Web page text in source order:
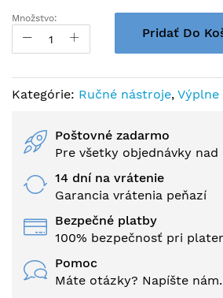
Množstvo:
Pridať Do
Kategórie: Ručné nástroje, Výplne
Poštovné zadarmo
Pre všetky objednávky nad
14 dní na vrátenie
Garancia vrátenia peňazí
Bezpečné platby
100% bezpečnosť pri
Pomoc
Máte otázky? Napíšte nám.